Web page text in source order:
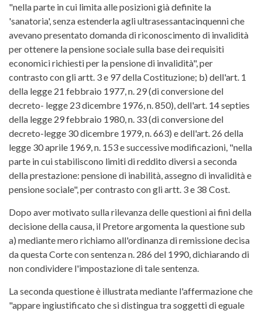
"nella parte in cui limita alle posizioni già definite la
'sanatoria', senza estenderla agli ultrasessantacinquenni che
avevano presentato domanda di riconoscimento di invalidità
per ottenere la pensione sociale sulla base dei requisiti
economici richiesti per la pensione di invalidità", per
contrasto con gli artt. 3 e 97 della Costituzione; b) dell'art. 1
della legge 21 febbraio 1977, n. 29 (di conversione del
decreto- legge 23 dicembre 1976, n. 850), dell'art. 14 septies
della legge 29 febbraio 1980, n. 33 (di conversione del
decreto-legge 30 dicembre 1979, n. 663) e dell'art. 26 della
legge 30 aprile 1969, n. 153 e successive modificazioni, "nella
parte in cui stabiliscono limiti di reddito diversi a seconda
della prestazione: pensione di inabilità, assegno di invalidità e
pensione sociale", per contrasto con gli artt. 3 e 38 Cost.
Dopo aver motivato sulla rilevanza delle questioni ai fini della
decisione della causa, il Pretore argomenta la questione sub
a) mediante mero richiamo all'ordinanza di remissione decisa
da questa Corte con sentenza n. 286 del 1990, dichiarando di
non condividere l'impostazione di tale sentenza.
La seconda questione è illustrata mediante l'affermazione che
"appare ingiustificato che si distingua tra soggetti di eguale